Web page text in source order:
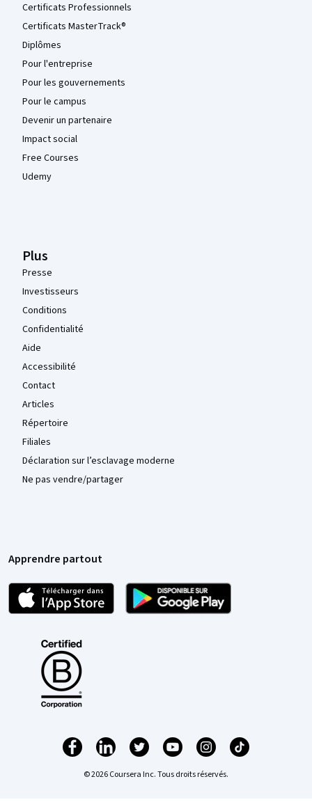
Certificats Professionnels
Certificats MasterTrack®
Diplômes
Pour l'entreprise
Pour les gouvernements
Pour le campus
Devenir un partenaire
Impact social
Free Courses
Udemy
Plus
Presse
Investisseurs
Conditions
Confidentialité
Aide
Accessibilité
Contact
Articles
Répertoire
Filiales
Déclaration sur l’esclavage moderne
Ne pas vendre/partager
Apprendre partout
© 2026 Coursera Inc. Tous droits réservés.